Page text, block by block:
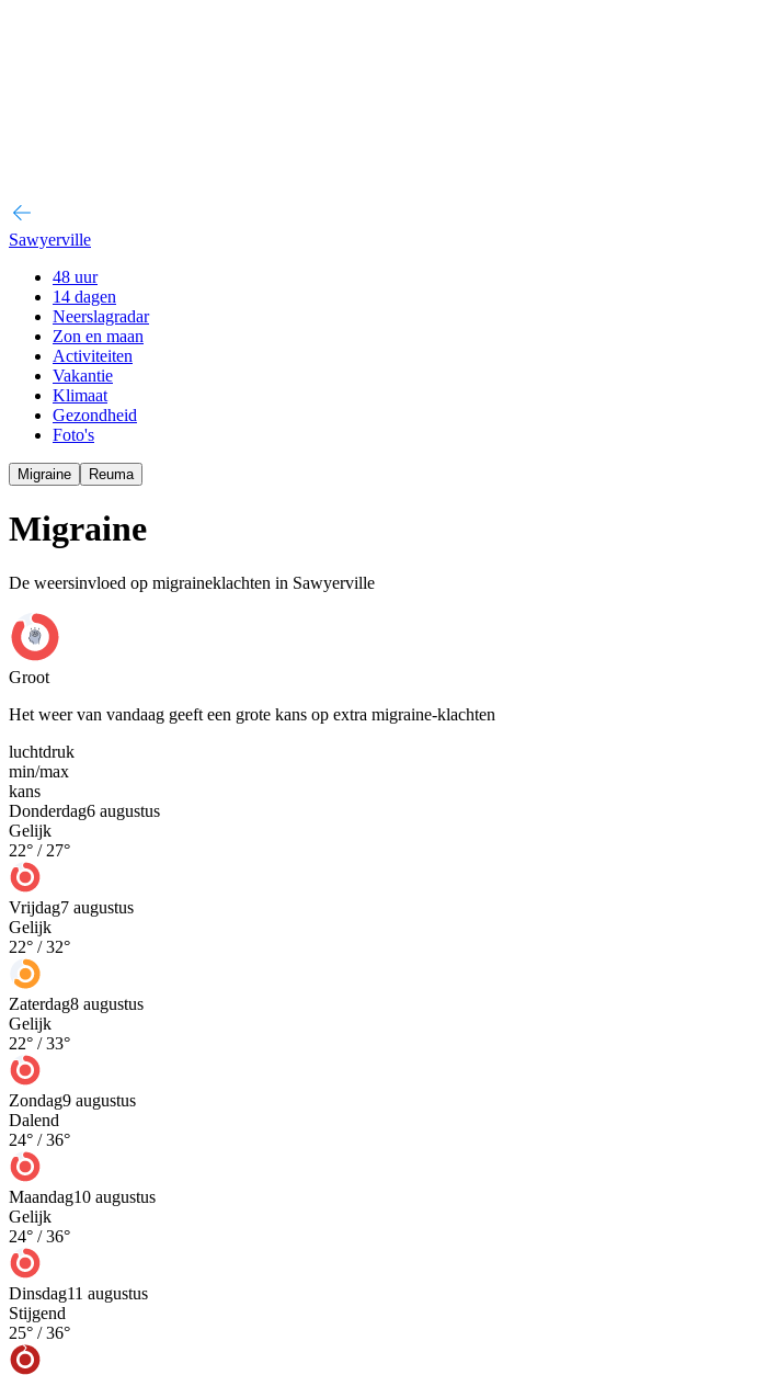
Sawyerville
48 uur
14 dagen
Neerslagradar
Zon en maan
Activiteiten
Vakantie
Klimaat
Gezondheid
Foto's
Migraine Reuma
Migraine
De weersinvloed op migraineklachten in Sawyerville
Groot
Het weer van vandaag geeft een grote kans op extra migraine-klachten
luchtdruk
min/max
kans
Donderdag6 augustus
Gelijk
22° / 27°
Vrijdag7 augustus
Gelijk
22° /32°
Zaterdag8 augustus
Gelijk
22° /33°
Zondag9 augustus
Dalend
24° /36°
Maandag10 augustus
Gelijk
24° /36°
Dinsdag11 augustus
Stijgend
25° /36°